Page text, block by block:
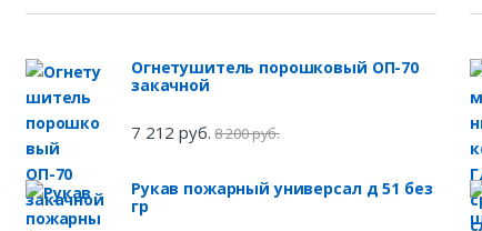
Огнетушитель порошковый ОП-70
закачной
7 212 руб. 8 200 руб.
Рукав пожарный универсал д 51 без
гр